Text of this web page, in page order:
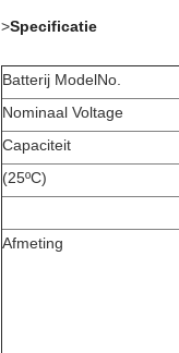
>Specificatie
Batterij ModelNo.
Nominaal Voltage
Capaciteit
(25ºC)
Afmeting